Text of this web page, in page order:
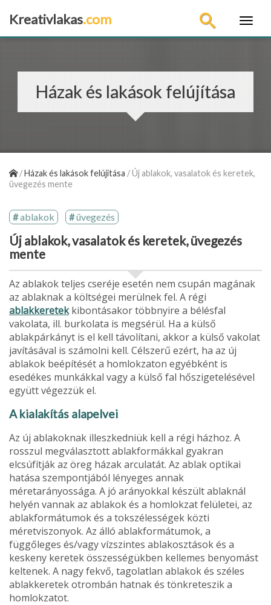
Kreativlakas.com
Házak és lakások felújítása
/Házak és lakások felújítása /Új ablakok, vasalatok és keretek,
üvegezés mente
ablakok üvegezés
Új ablakok, vasalatok és keretek, üvegezés
mente
Az ablakok teljes cseréje esetén nem csupán magának
az ablaknak a költségei merülnek fel. A régi
ablakkeretekkibontásakor többnyire a bélés­fal
vakolata, ill. burkolata is megsérül. Ha a külső
ablakpárkányt is el kell távolítani, akkor a külső vakolat
javításával is számolni kell. Célszerű ezért, ha az új
ablakok beépítését a homlokzaton egyébként is
esedékes munkákkal vagy a külső fal hőszigetelésével
együtt végezzük el.
A kialakítás alapelvei
Az új ablakoknak illeszkedniük kell a régi házhoz. A
rosszul megválasztott ablakformákkal gyakran
elcsúfítják az öreg házak arculatát. Az ablak opti­kai
hatása szempontjából lényeges annak
méretarányossága. A jó arányokkal készült ablaknál
helyén vannak az ablakok és a homlokzat felületei, az
ablakformátumok és a tokszélességek közti
méretviszonyok. Az álló ablakformátumok, a
függőleges és/vagy vízszintes ablakosztások és a
keskeny keretek összességükben kellemes benyomást
keltenek. A nagy fekvő, tagolatlan abla­kok és széles
ablakkeretek otrombán hatnak és tönkreteszik a
homlokzatot.